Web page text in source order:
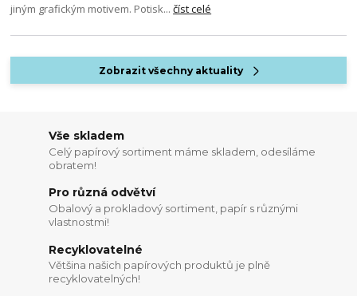
jiným grafickým motivem. Potisk...číst celé
Zobrazit všechny aktuality
Vše skladem
Celý papírový sortiment máme skladem, odesíláme
obratem!
Pro různá odvětví
Obalový a prokladový sortiment, papír s různými
vlastnostmi!
Recyklovatelné
Většina našich papírových produktů je plně
recyklovatelných!